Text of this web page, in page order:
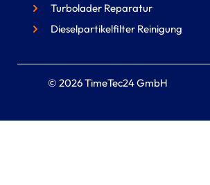
Turbolader Reparatur
Dieselpartikelfilter Reinigung
© 2026 TimeTec24 GmbH